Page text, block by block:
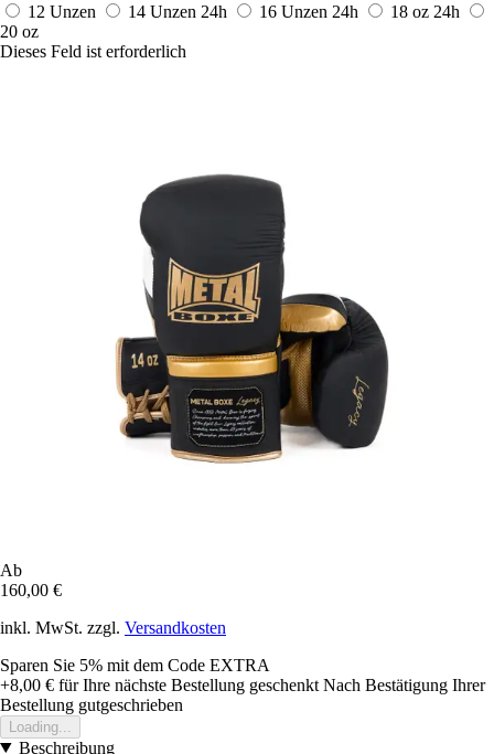
12 Unzen
14 Unzen 24h 16 Unzen 24h 18 oz 24h
20 oz
Dieses Feld ist erforderlich
Ab
160,00 €
inkl. MwSt. zzgl. Versandkosten
Sparen Sie 5% mit dem Code EXTRA
+8,00 € für Ihre nächste Bestellung geschenkt Nach Bestätigung Ihrer
Bestellung gutgeschrieben
Loading...
Beschreibung